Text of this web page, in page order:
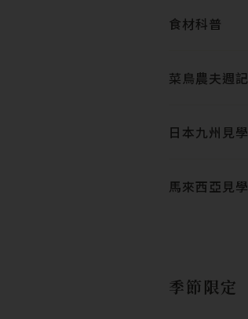
食材科普
菜鳥農夫週記
日本九州見學
馬來西亞見學
季節限定